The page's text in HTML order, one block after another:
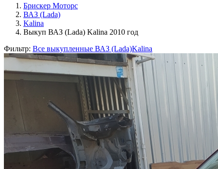
Брискер Моторс
ВАЗ (Lada)
Kalina
Выкуп ВАЗ (Lada) Kalina 2010 год
Фильтр: Все выкупленные ВАЗ (Lada)Kalina